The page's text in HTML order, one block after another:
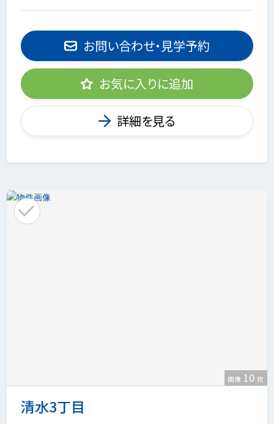
お問い合わせ・見学予約
お気に入りに追加
詳細を見る
清水3丁目
画像 10 枚